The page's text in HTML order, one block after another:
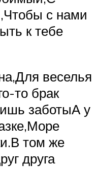
с нами
к тебе
веселья
то брак
заботыА у
том же
друга